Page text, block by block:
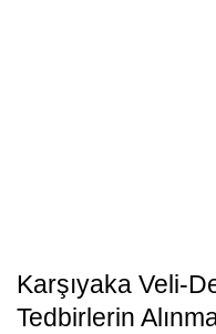
Karşıyaka Veli-
Tedbirlerin